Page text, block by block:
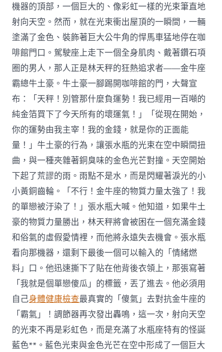
機器的頂部，一個巨大的、像彩虹一樣的光束筆直地
射向天空。然而，就在光束衝出屋頂的一瞬間，一輛
塗滿了金色、裝飾著巨大公牛角的悍馬車猛地停在咖
啡館門口。駕駛座上走下一個全身肌肉、戴著鑽石項
圈的男人，那人正是林天秤的狂熱追求者——金牛座
霸總牛土豪。牛土豪一腳踢開咖啡館的門，大聲宣
布：「天秤！別管那什麼負運勢！我已經用一百噸的
純金箔買下了今天所有的壞運氣！」「從現在開始，
你的運勢由我主宰！我的金錢，就是你的正面能
量！」牛土豪的行為，讓張水瓶的光束在空中瞬間扭
曲，與一種夾雜著銅臭味的金色光芒對撞。天空開始
下起了荒謬的雨。雨點不是水，而是閃耀著淚光的小
小黃銅齒輪。「不行！金牛座的物質力量太強了！我
的單戀被汙染了！」張水瓶大喊。他知道，如果牛土
豪的物質力量勝出，林天秤將會被困在一個充滿金錢
和俗氣的虛假愛情裡，而他將永遠失去機會。張水瓶
看向那機器，還剩下最後一個可以輸入的「情緒燃
料」口。他迅速撕下了貼在他背後衣領上，那張寫著
「我就是個單戀傻瓜」的標籤，丟了進去。他必須用
自己身體健康檢查最真實的「傻氣」去對抗金牛座的
「霸氣」！調節器再次發出轟鳴，這一次，射向天空
的光束不再是彩虹色，而是充滿了水瓶座特有的怪誕
藍色**。藍色光束與金色光芒在空中形成了一個巨大